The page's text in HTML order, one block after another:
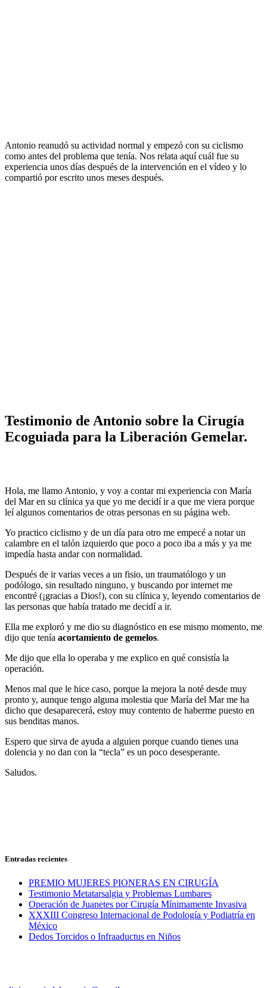
Antonio reanudó su actividad normal y empezó con su ciclismo
como antes del problema que tenía. Nos relata aquí cuál fue su
experiencia unos días después de la intervención en el vídeo y lo
compartió por escrito unos meses después.
Testimonio de Antonio sobre la Cirugía
Ecoguiada para la Liberación Gemelar.
Hola, me llamo Antonio, y voy a contar mi experiencia con María
del Mar en su clínica ya que yo me decidí ir a que me viera porque
leí algunos comentarios de otras personas en su página web.
Yo practico ciclismo y de un día para otro me empecé a notar un
calambre en el talón izquierdo que poco a poco iba a más y ya me
impedía hasta andar con normalidad.
Después de ir varias veces a un fisio, un traumatólogo y un
podólogo, sin resultado ninguno, y buscando por internet me
encontré (¡gracias a Dios!), con su clínica y, leyendo comentarios de
las personas que había tratado me decidí a ir.
Ella me exploró y me dio su diagnóstico en ese mismo momento, me
dijo que tenía acortamiento de gemelos.
Me dijo que ella lo operaba y me explico en qué consistía la
operación.
Menos mal que le hice caso, porque la mejora la noté desde muy
pronto y, aunque tengo alguna molestia que María del Mar me ha
dicho que desaparecerá, estoy muy contento de haberme puesto en
sus benditas manos.
Espero que sirva de ayuda a alguien porque cuando tienes una
dolencia y no dan con la “tecla” es un poco desesperante.
Saludos.
Entradas recientes
PREMIO MUJERES PIONERAS EN CIRUGÍA
Testimonio Metatarsalgia y Problemas Lumbares
Operación de Juanetes por Cirugía Mínimamente Invasiva
XXXIII Congreso Internacional de Podología y Podiatría en
México
Dedos Torcidos o Infraaductus en Niños